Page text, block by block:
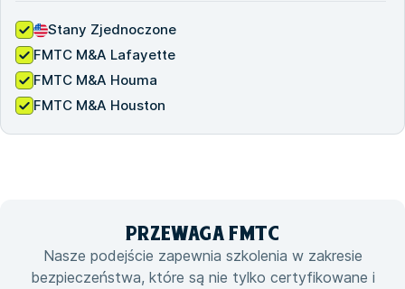
Stany Zjednoczone
FMTC M&A Lafayette
FMTC M&A Houma
FMTC M&A Houston
PRZEWAGA FMTC
Nasze podejście zapewnia szkolenia w zakresie
bezpieczeństwa, które są nie tylko certyfikowane i